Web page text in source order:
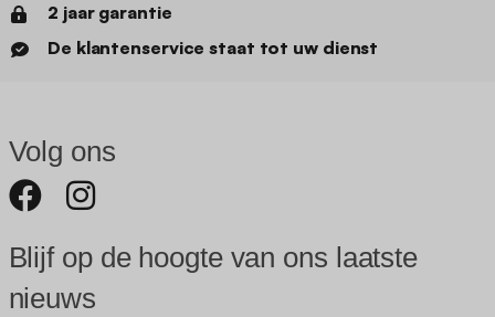
2 jaar garantie
De klantenservice staat tot uw dienst
Volg ons
Blijf op de hoogte van ons laatste
nieuws